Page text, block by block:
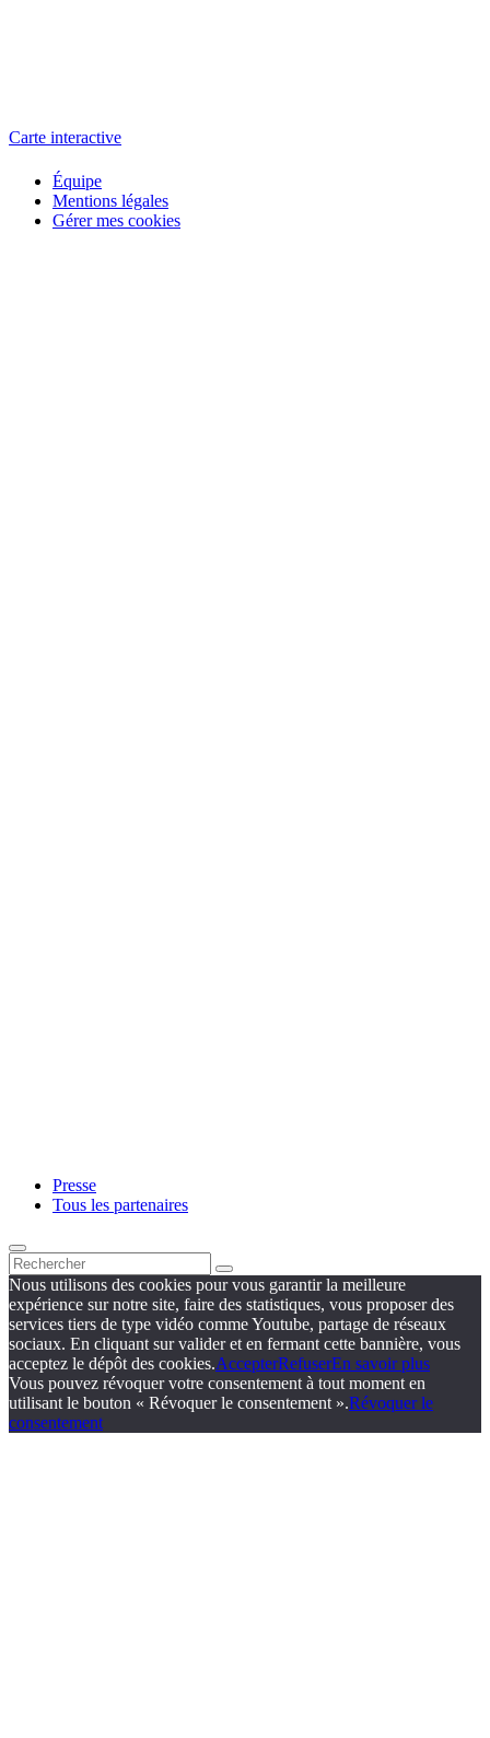
Carte interactive
Équipe
Mentions légales
Gérer mes cookies
Presse
Tous les partenaires
Nous utilisons des cookies pour vous garantir la meilleure
expérience sur notre site, faire des statistiques, vous proposer des
services tiers de type vidéo comme Youtube, partage de réseaux
sociaux. En cliquant sur valider et en fermant cette bannière, vous
acceptez le dépôt des cookies.AccepterRefuserEn savoir plus
Vous pouvez révoquer votre consentement à tout moment en
utilisant le bouton « Révoquer le consentement ».Révoquer le
consentement